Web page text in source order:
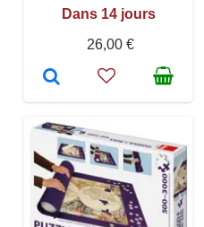
Dans 14 jours
26,00 €